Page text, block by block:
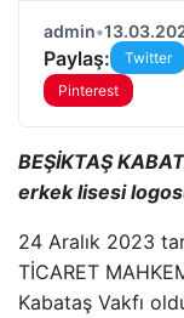
admin•
Paylaş: Twitter
Pinterest
BEŞİKTAŞ
erkek lisesi
24 Aralık 2023
TİCARET
Kabataş Vakfı